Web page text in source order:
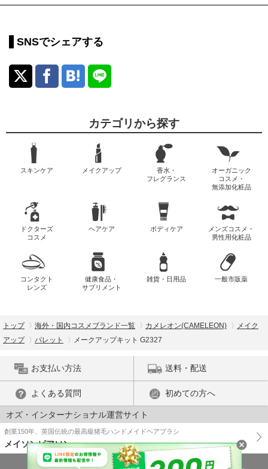
SNSでシェアする
カテゴリから探す
スキンケア メイクアップ
香水・
フレグランス
オーガニック
コスメ・
無添加化粧品
ドクターズ
コスメ
ヘアケア ボディケア
メンズコスメ・
男性用化粧品
コンタクト
レンズ
健康食品・
サプリメント
雑貨・日用品 一般市販薬
トップ 海外・国内コスメブランド一覧 カメレオン(CAMELEON)
メイク
アップ
パレット メークアップキット G2327
お支払い方法 送料・配送
よくある質問 初めての方へ
オズ・インターナショナル運営サイト
創業150年、英国伝統の最高級猪毛ハンドメイドヘアブラシ
メイソンピアソン